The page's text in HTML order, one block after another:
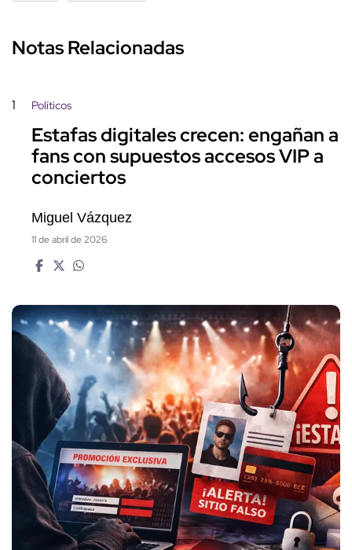
Notas Relacionadas
1 Políticos
Estafas digitales crecen: engañan a
fans con supuestos accesos VIP a
conciertos
Miguel Vázquez
11 de abril de 2026